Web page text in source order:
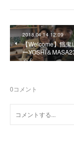
2018.04.14 12:09
【Welcome】餓鬼
ーYOSHI＆
ゃん
0コメント